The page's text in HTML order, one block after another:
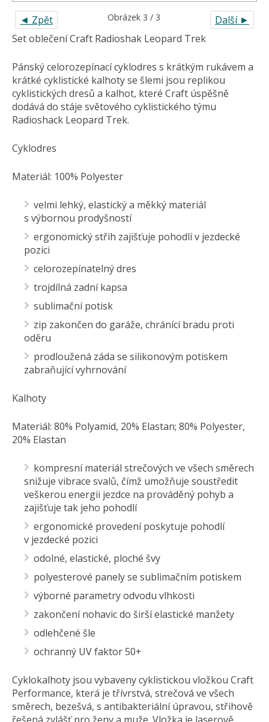
◄ Zpět Další ►
Obrázek 3 / 3
Set oblečení Craft Radioshak Leopard Trek
Pánský celorozepínací cyklodres s krátkým rukávem a
krátké cyklistické kalhoty se šlemi jsou replikou
cyklistických dresů a kalhot, které Craft úspěšně
dodává do stáje světového cyklistického týmu
Radioshack Leopard Trek.
Cyklodres
Materiál: 100% Polyester
velmi lehký, elastický a měkký materiál
s výbornou prodyšností
ergonomický střih zajišťuje pohodlí v jezdecké
pozici
celorozepínatelný dres
trojdílná zadní kapsa
sublimační potisk
zip zakončen do garáže, chránící bradu proti
oděru
prodloužená záda se silikonovým potiskem
zabraňující vyhrnování
Kalhoty
Materiál: 80% Polyamid, 20% Elastan; 80% Polyester,
20% Elastan
kompresní materiál strečových ve všech směrech
snižuje vibrace svalů, čímž umožňuje soustředit
veškerou energii jezdce na prováděný pohyb a
zajišťuje tak jeho pohodlí
ergonomické provedení poskytuje pohodlí
v jezdecké pozici
odolné, elastické, ploché švy
polyesterové panely se sublimačním potiskem
výborné parametry odvodu vlhkosti
zakončení nohavic do širší elastické manžety
odlehčené šle
ochranný UV faktor 50+
Cyklokalhoty jsou vybaveny cyklistickou vložkou Craft
Performance, která je třívrstvá, strečová ve všech
směrech, bezešvá, s antibakteriální úpravou, střihově